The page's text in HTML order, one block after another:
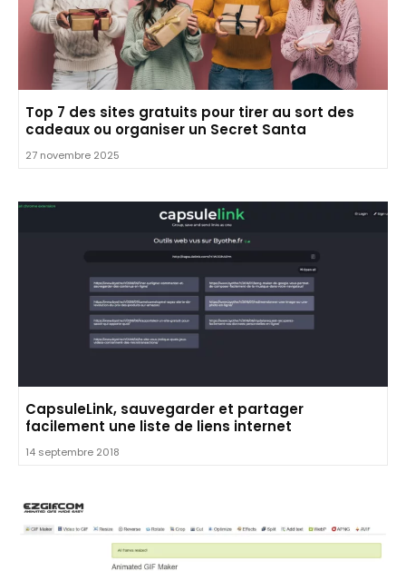
Top 7 des sites gratuits pour tirer au sort des
cadeaux ou organiser un Secret Santa
27 novembre 2025
CapsuleLink, sauvegarder et partager
facilement une liste de liens internet
14 septembre 2018